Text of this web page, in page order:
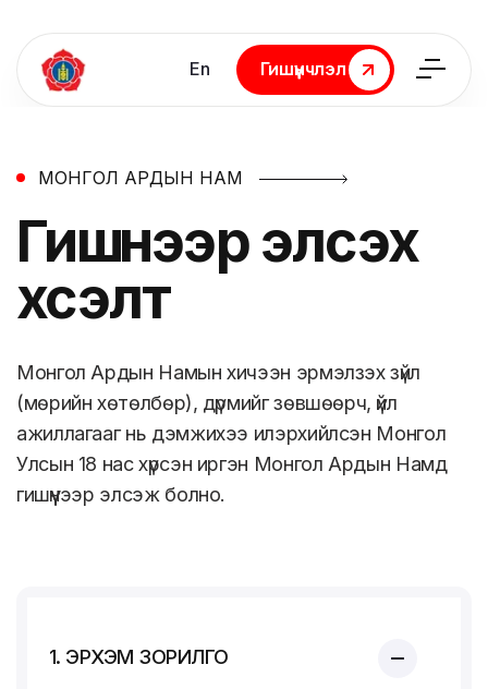
En
Гишүүнчлэл
Гишүүнчлэл
МОНГОЛ АРДЫН НАМ
Гишүүнээрэлсэх
хүсэлт
Монгол Ардын Намын хичээн эрмэлзэх зүйл
(мөрийн хөтөлбөр), дүрмийг зөвшөөрч, үйл
ажиллагааг нь дэмжихээ илэрхийлсэн Монгол
Улсын 18 нас хүрсэн иргэн Монгол Ардын Намд
гишүүнээр элсэж болно.
1. ЭРХЭМ ЗОРИЛГО